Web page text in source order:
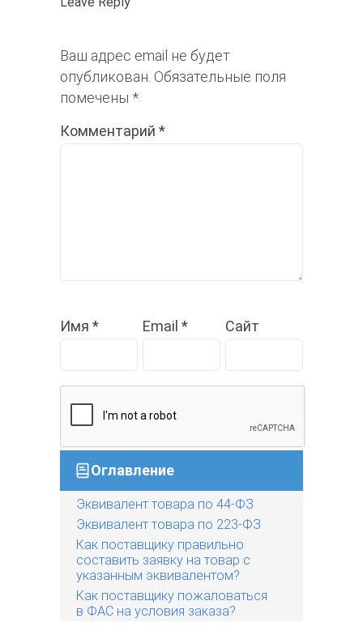
Ваш адрес email не будет
опубликован. Обязательные поля
помечены *
Комментарий *
Имя * Email * Сайт
Оглавление
Эквивалент товара по 44-ФЗ
Эквивалент товара по 223-ФЗ
Как поставщику правильно
составить заявку на товар с
указанным эквивалентом?
Как поставщику пожаловаться
в ФАС на условия заказа?